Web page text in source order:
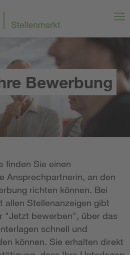
Bewerbung
finden Sie einen
Ansprechpartnerin, an den
richten können. Bei
allen Stellenanzeigen gibt
"Jetzt bewerben", über das
schnell und
können. Sie erhalten direkt